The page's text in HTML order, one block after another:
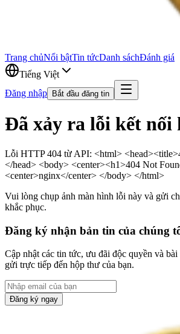
Trang chủNổi bậtTin tứcDanh sáchĐánh giá
Tiếng Việt
Đăng nhập
Bắt đầu đăng tin
Đã xảy ra lỗi kết nối
Lỗi HTTP 404 từ API: <html>
</head> <body> <center><h1>404 Not
<center>nginx</center> </body> </html>
Vui lòng chụp ảnh màn hình lỗi này và gửi
khắc phục.
Đăng ký nhận bản tin của chúng
Cập nhật các tin tức, ưu đãi độc quyền và
gửi trực tiếp đến hộp thư của bạn.
Đăng ký ngay